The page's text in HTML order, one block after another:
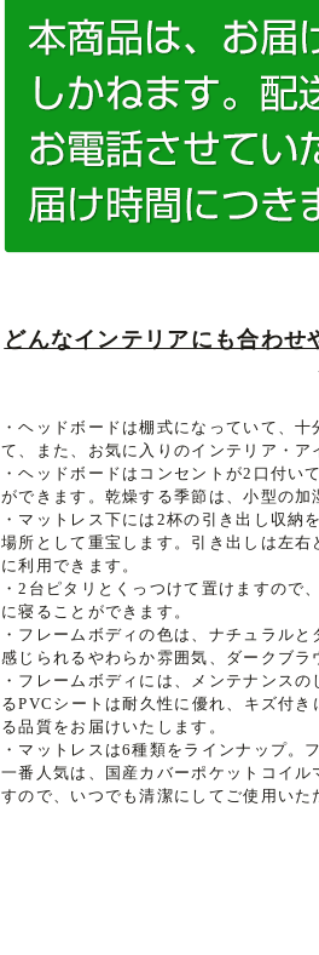
どんなインテリアにも合わせ
・ヘッドボードは棚式になっていて、
て、また、お気に入りのインテリア・ア
・ヘッドボードはコンセントが2口付い
ができます。乾燥する季節は、小型の加
・マットレス下には2杯の引き出し収納
場所として重宝します。引き出しは左
に利用できます。
・2台ピタリとくっつけて置けますので
に寝ることができます。
・フレームボディの色は、ナチュラル
感じられるやわらか雰囲気、ダークブラ
・フレームボディには、メンテナンス
るPVCシートは耐久性に優れ、キズ付
る品質をお届けいたします。
・マットレスは6種類をラインナップ。
一番人気は、国産カバーポケットコイ
すので、いつでも清潔にしてご使用いた